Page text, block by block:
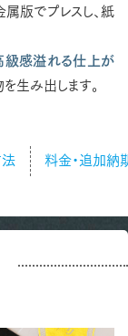
版でプレスし、紙
級感溢れる仕上が
生み出します。
料金・追加納